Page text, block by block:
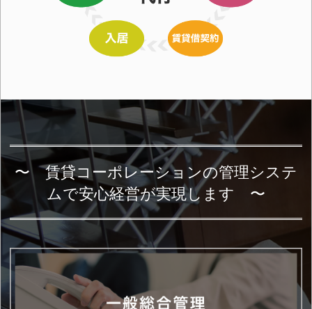
〜 賃貸コーポレーションの管理システ
ムで安心経営が実現します 〜